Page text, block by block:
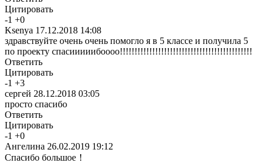
Цитировать
-1 +0
Ksenya 17.12.2018 14:08
здравствуйте очень очень помогло я в 5 классе и получила 5
по проекту спасииииибоооо!!!!!!!!!!!!!!!!!!!!!!!!!!!!!!!!!!!!!!!!!!!!!
Ответить
Цитировать
-1 +3
сергей 28.12.2018 03:05
просто спасибо
Ответить
Цитировать
-1 +0
Ангелина 26.02.2019 19:12
Спасибо большое！